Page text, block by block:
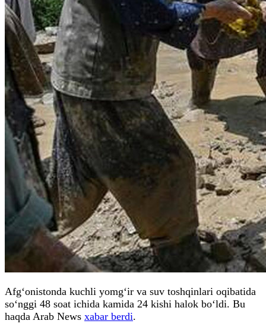
Afg‘onistonda kuchli yomg‘ir va suv toshqinlari oqibatida
so‘nggi 48 soat ichida kamida 24 kishi halok bo‘ldi. Bu
haqda Arab News xabar berdi.